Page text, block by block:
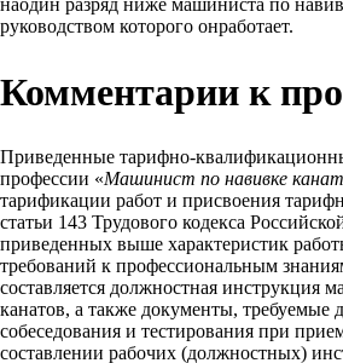
наодин разряд ниже машиниста по
руководством которого онработает.
Комментарии к
Приведенные тарифно-
профессии «Машинист по навивке
тарификации работ и присвоения
статьи 143 Трудового кодекса
приведенных выше характеристик
требований к профессиональным
составляется должностная инструкция
канатов, а также документы, требуемые
собеседования и тестирования при
составлении рабочих (должностных)